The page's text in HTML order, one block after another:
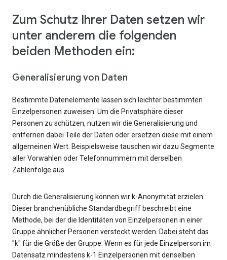
Zum Schutz Ihrer Daten setzen wir
unter anderem die folgenden
beiden Methoden ein:
Generalisierung von Daten
Bestimmte Datenelemente lassen sich leichter bestimmten
Einzelpersonen zuweisen. Um die Privatsphäre dieser
Personen zu schützen, nutzen wir die Generalisierung und
entfernen dabei Teile der Daten oder ersetzen diese mit einem
allgemeinen Wert. Beispielsweise tauschen wir dazu Segmente
aller Vorwahlen oder Telefonnummern mit derselben
Zahlenfolge aus.
Durch die Generalisierung können wir k-Anonymität erzielen.
Dieser branchenübliche Standardbegriff beschreibt eine
Methode, bei der die Identitäten von Einzelpersonen in einer
Gruppe ähnlicher Personen versteckt werden. Dabei steht das
"k" für die Größe der Gruppe. Wenn es für jede Einzelperson im
Datensatz mindestens k-1 Einzelpersonen mit denselben